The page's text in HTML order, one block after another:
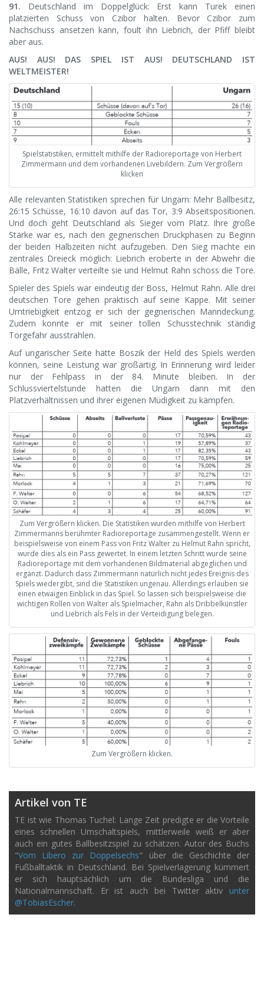
91. Deutschland im Doppelglück: Erst kann Turek einen
platzierten Schuss von Czibor halten. Bevor Czibor zum
Nachschuss ansetzen kann, foult ihn Liebrich, der Pfiff bleibt
aber aus.
AUS! AUS! DAS SPIEL IST AUS! DEUTSCHLAND IST
WELTMEISTER!
Spielstatistiken, ermittelt mithilfe der Radioreportage von Herbert
Zimmermann und dem vorhandenen Livebildern. Zum Vergrößern
klicken
Alle relevanten Statistiken sprechen für Ungarn: Mehr Ballbesitz,
26:15 Schüsse, 16:10 davon auf das Tor, 3:9 Abseitspositionen.
Und doch geht Deutschland als Sieger vom Platz. Ihre große
Stärke war es, nach den gegnerischen Druckphasen zu Beginn
der beiden Halbzeiten nicht aufzugeben. Den Sieg machte ein
zentrales Dreieck möglich: Liebrich eroberte in der Abwehr die
Bälle, Fritz Walter verteilte sie und Helmut Rahn schoss die Tore.
Spieler des Spiels war eindeutig der Boss, Helmut Rahn. Alle drei
deutschen Tore gehen praktisch auf seine Kappe. Mit seiner
Umtriebigkeit entzog er sich der gegnerischen Manndeckung.
Zudem konnte er mit seiner tollen Schusstechnik ständig
Torgefahr ausstrahlen.
Auf ungarischer Seite hätte Boszik der Held des Spiels werden
können, seine Leistung war großartig. In Erinnerung wird leider
nur der Fehlpass in der 84. Minute bleiben. In der
Schlussviertelstunde hatten die Ungarn dann mit den
Platzverhältnissen und ihrer eigenen Müdigkeit zu kämpfen.
Zum Vergrößern klicken. Die Statistiken wurden mithilfe von Herbert
Zimmermanns berühmter Radioreportage zusammengestellt. Wenn er
beispielsweise von einem Pass von Fritz Walter zu Helmut Rahn spricht,
wurde dies als ein Pass gewertet. In einem letzten Schritt wurde seine
Radioreportage mit dem vorhandenen Bildmaterial abgeglichen und
ergänzt. Dadurch dass Zimmermann natürlich nicht jedes Ereignis des
Spiels wiedergibt, sind die Statistiken ungenau. Allerdings erlauben sie
einen etwaigen Einblick in das Spiel. So lassen sich beispielsweise die
wichtigen Rollen von Walter als Spielmacher, Rahn als Dribbelkünstler
und Liebrich als Fels in der Verteidigung belegen.
Zum Vergrößern klicken.
Artikel von TE
TE ist wie Thomas Tuchel: Lange Zeit predigte er die Vorteile
eines schnellen Umschaltspiels, mittlerweile weiß er aber
auch ein gutes Ballbesitzspiel zu schätzen. Autor des Buchs
"Vom Libero zur Doppelsechs" über die Geschichte der
Fußballtaktik in Deutschland. Bei Spielverlagerung kümmert
er sich hauptsächlich um die Bundesliga und die
Nationalmannschaft. Er ist auch bei Twitter aktiv unter
@TobiasEscher.